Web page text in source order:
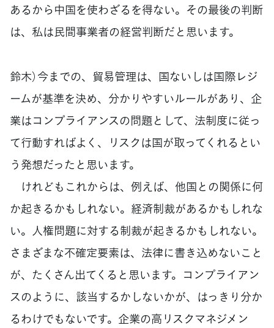
あるから中国を使わざるを得ない。その最後の判断
は、私は民間事業者の経営判断だと思います。
鈴木）今までの、貿易管理は、国ないしは国際レジ
ームが基準を決め、分かりやすいルールがあり、企
業はコンプライアンスの問題として、法制度に従っ
て行動すればよく、リスクは国が取ってくれるとい
う発想だったと思います。
けれどもこれからは、例えば、他国との関係に何
か起きるかもしれない。経済制裁があるかもしれな
い。人権問題に対する制裁が起きるかもしれない。
さまざまな不確定要素は、法律に書き込めないこと
が、たくさん出てくると思います。コンプライアン
スのように、該当するかしないかが、はっきり分か
るわけでもないです。企業の高リスクマネジメン